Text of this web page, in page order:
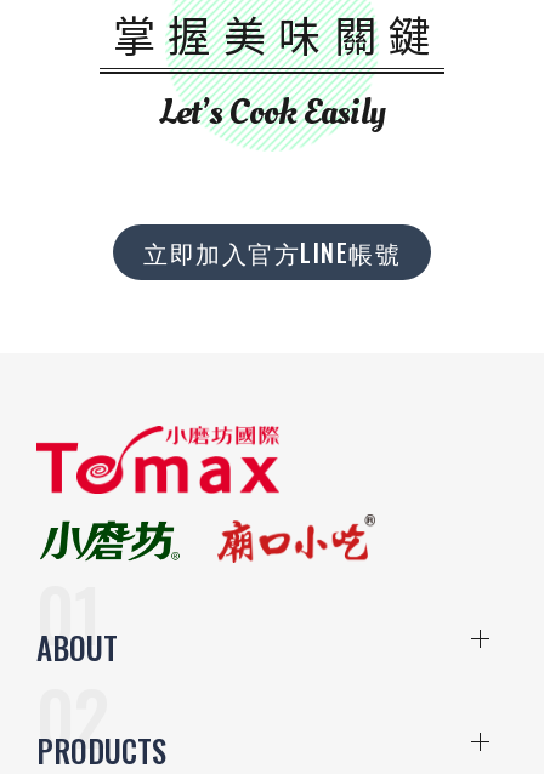
掌握美味關鍵
Let’s Cook Easily
立即加入官方LINE帳號
ABOUT
PRODUCTS